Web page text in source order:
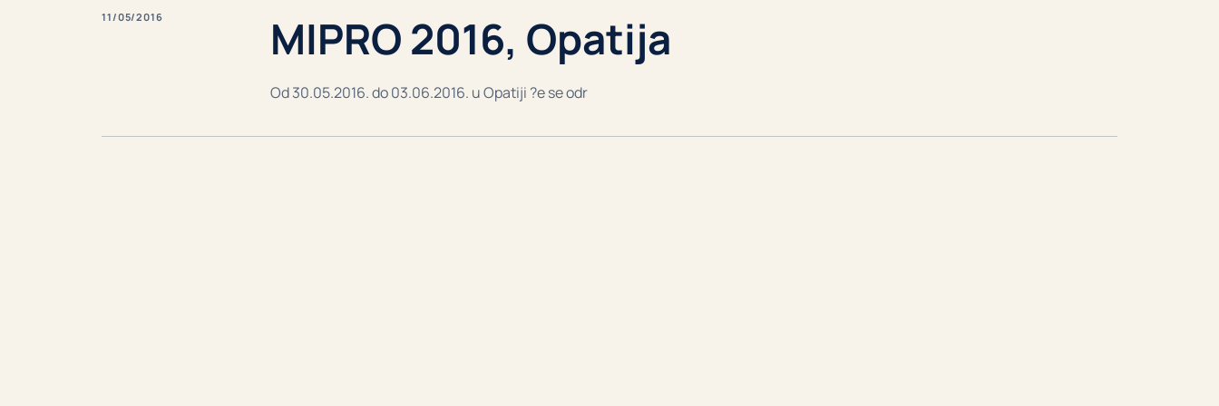
11/05/2016 MIPRO 2016, Opatija
Od 30.05.2016. do 03.06.2016. u Opatiji ?e se odr